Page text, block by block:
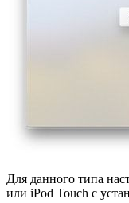
Для данного типа
или iPod Touch с